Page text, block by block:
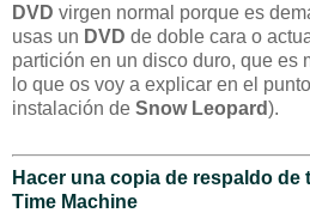
DVD virgen normal porque es
usas un DVD de doble cara o
partición en un disco duro, que es
lo que os voy a explicar en el
instalación de Snow Leopard).
Hacer una copia de respaldo
Time Machine